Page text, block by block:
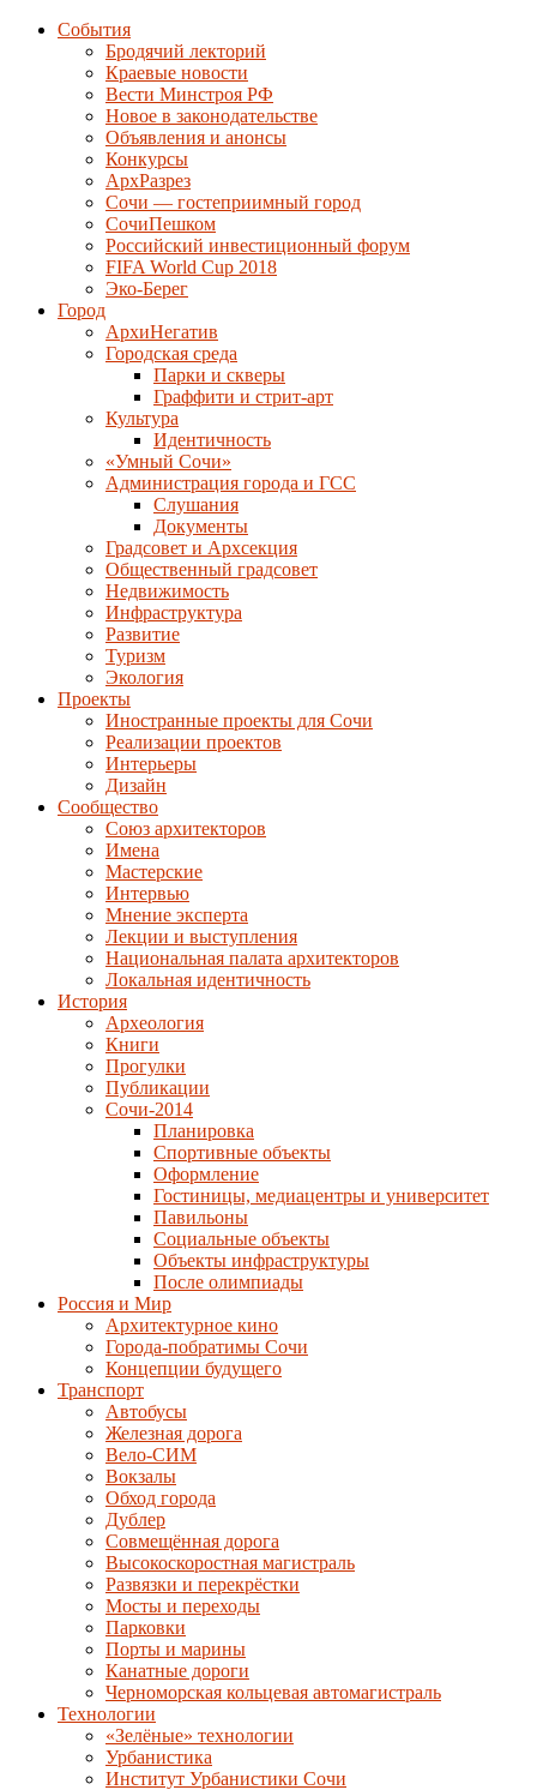
События
Бродячий лекторий
Краевые новости
Вести Минстроя РФ
Новое в законодательстве
Объявления и анонсы
Конкурсы
АрхРазрез
Сочи — гостеприимный город
СочиПешком
Российский инвестиционный форум
FIFA World Cup 2018
Эко-Берег
Город
АрхиНегатив
Городская среда
Парки и скверы
Граффити и стрит-арт
Культура
Идентичность
«Умный Сочи»
Администрация города и ГСС
Слушания
Документы
Градсовет и Архсекция
Общественный градсовет
Недвижимость
Инфраструктура
Развитие
Туризм
Экология
Проекты
Иностранные проекты для Сочи
Реализации проектов
Интерьеры
Дизайн
Сообщество
Союз архитекторов
Имена
Мастерские
Интервью
Мнение эксперта
Лекции и выступления
Национальная палата архитекторов
Локальная идентичность
История
Археология
Книги
Прогулки
Публикации
Сочи-2014
Планировка
Спортивные объекты
Оформление
Гостиницы, медиацентры и университет
Павильоны
Социальные объекты
Объекты инфраструктуры
После олимпиады
Россия и Мир
Архитектурное кино
Города-побратимы Сочи
Концепции будущего
Транспорт
Автобусы
Железная дорога
Вело-СИМ
Вокзалы
Обход города
Дублер
Совмещённая дорога
Высокоскоростная магистраль
Развязки и перекрёстки
Мосты и переходы
Парковки
Порты и марины
Канатные дороги
Черноморская кольцевая автомагистраль
Технологии
«Зелёные» технологии
Урбанистика
Институт Урбанистики Сочи